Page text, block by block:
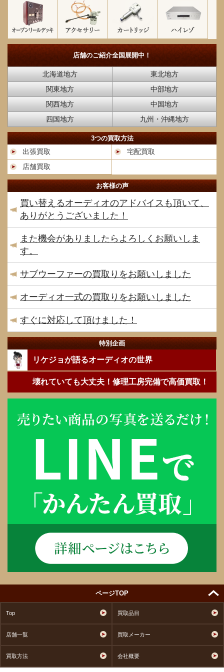
店舗のご紹介全国展開中！
北海道地方
東北地方
関東地方
中部地方
関西地方
中国地方
四国地方
九州・沖縄地方
3つの買取方法
出張買取
宅配買取
店舗買取
お客様の声
買い替えるオーディオのアドバイスも頂いて、
ありがとうございました！
また機会がありましたらよろしくお願いしま
す。
サブウーファーの買取りをお願いしました
オーディオ一式の買取りをお願いしました
すぐに対応して頂けました！
特別企画
リケジョが語るオーディオの世界
壊れていても大丈夫！修理工房完備で高価買取！
ページTOP
Top 買取品目
店舗一覧 買取メーカー
買取方法 会社概要